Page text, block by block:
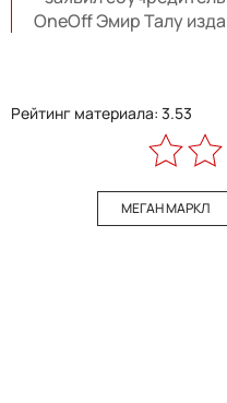
OneOff Эмир Талу
Рейтинг материала: 3.53
МЕГАН МАРКЛ